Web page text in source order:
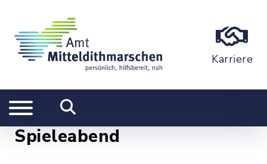
Karriere
Spieleabend